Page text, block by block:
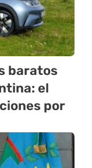
baratos
el
por